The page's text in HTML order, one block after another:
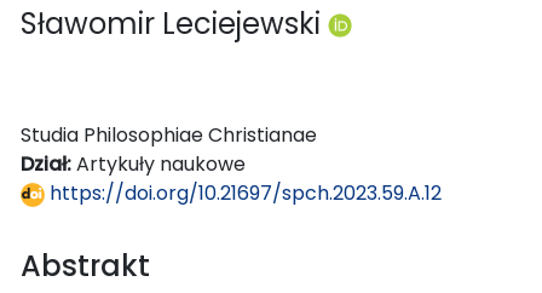
Sławomir Leciejewski
Studia Philosophiae Christianae
Dział:Artykuły naukowe
https://doi.org/10.21697/spch.2023.59.A.12
Abstrakt